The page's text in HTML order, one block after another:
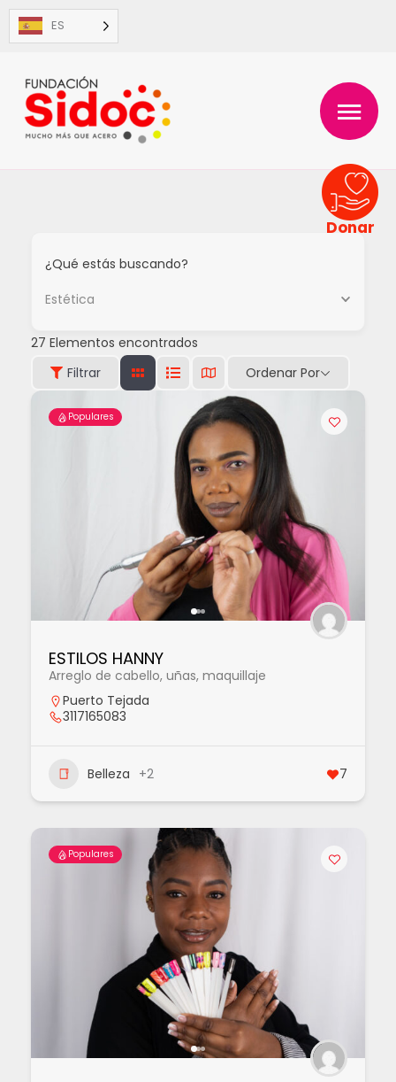
ES
MENÚ
Donar
¿Qué estás buscando?
Estética
27 Elementos encontrados
Filtrar
Ordenar Por
Populares
ESTILOS HANNY
Arreglo de cabello, uñas, maquillaje
Puerto Tejada
3117165083
Belleza +2 7
Populares